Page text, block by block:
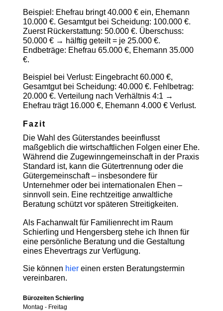
Beispiel: Ehefrau bringt 40.000 € ein, Ehemann
10.000 €. Gesamtgut bei Scheidung: 100.000 €.
Zuerst Rückerstattung: 50.000 €. Überschuss:
50.000 € → hälftig geteilt = je 25.000 €.
Endbeträge: Ehefrau 65.000 €, Ehemann 35.000
€.
Beispiel bei Verlust: Eingebracht 60.000 €,
Gesamtgut bei Scheidung: 40.000 €. Fehlbetrag:
20.000 €. Verteilung nach Verhältnis 4:1 →
Ehefrau trägt 16.000 €, Ehemann 4.000 € Verlust.
Fazit
Die Wahl des Güterstandes beeinflusst
maßgeblich die wirtschaftlichen Folgen einer Ehe.
Während die Zugewinngemeinschaft in der Praxis
Standard ist, kann die Gütertrennung oder die
Gütergemeinschaft – insbesondere für
Unternehmer oder bei internationalen Ehen –
sinnvoll sein. Eine rechtzeitige anwaltliche
Beratung schützt vor späteren Streitigkeiten.
Als Fachanwalt für Familienrecht im Raum
Schierling und Hengersberg stehe ich Ihnen für
eine persönliche Beratung und die Gestaltung
eines Ehevertrags zur Verfügung.
Sie können hiereinen ersten Beratungstermin
vereinbaren.
Bürozeiten Schierling
Montag - Freitag